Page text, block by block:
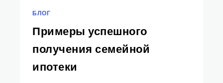
БЛОГ
Примеры успешного
получения семейной
ипотеки